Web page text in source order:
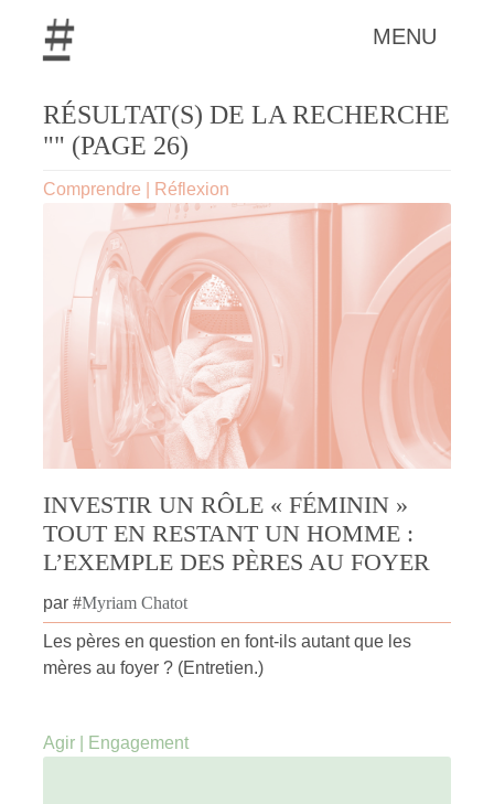
MENU
RÉSULTAT(S) DE LA RECHERCHE
"" (PAGE 26)
Comprendre Réflexion
INVESTIR UN RÔLE « FÉMININ »
TOUT EN RESTANT UN HOMME :
L’EXEMPLE DES PÈRES AU FOYER
par #Myriam Chatot
Les pères en question en font-ils autant que les
mères au foyer ? (Entretien.)
Agir Engagement